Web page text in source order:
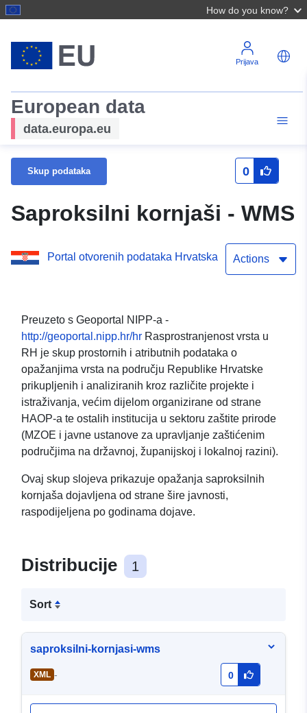
How do you know?
Prijava
European data
data.europa.eu
Skup podataka 0
Saproksilni kornjaši - WMS
Portal otvorenih podataka Hrvatska Actions
Preuzeto s Geoportal NIPP-a -
http://geoportal.nipp.hr/hr Rasprostranjenost vrsta u
RH je skup prostornih i atributnih podataka o
opažanjima vrsta na području Republike Hrvatske
prikupljenih i analiziranih kroz različite projekte i
istraživanja, većim dijelom organizirane od strane
HAOP-a te ostalih institucija u sektoru zaštite prirode
(MZOE i javne ustanove za upravljanje zaštićenim
područjima na državnoj, županijskoj i lokalnoj razini).
Ovaj skup slojeva prikazuje opažanja saproksilnih
kornjaša dojavljena od strane šire javnosti,
raspodijeljena po godinama dojave.
Distribucije 1
Sort
saproksilni-kornjasi-wms
XML - 0